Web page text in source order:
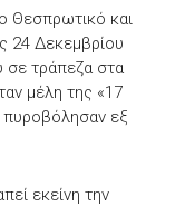
Θεσπρωτικό και
24 Δεκεμβρίου
σε τράπεζα στα
μέλη της «17
πυροβόλησαν εξ
εκείνη την